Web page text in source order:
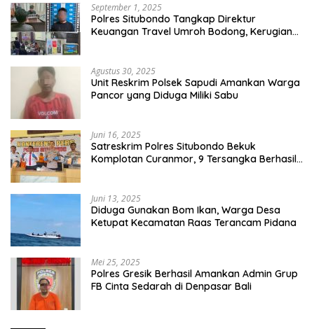
September 1, 2025
Polres Situbondo Tangkap Direktur
Keuangan Travel Umroh Bodong, Kerugian
Agustus 30, 2025
Unit Reskrim Polsek Sapudi Amankan Warga
Pancor yang Diduga Miliki Sabu
Juni 16, 2025
Satreskrim Polres Situbondo Bekuk
Komplotan Curanmor, 9 Tersangka Berhasil
Juni 13, 2025
Diduga Gunakan Bom Ikan, Warga Desa
Ketupat Kecamatan Raas Terancam Pidana
Mei 25, 2025
Polres Gresik Berhasil Amankan Admin Grup
FB Cinta Sedarah di Denpasar Bali